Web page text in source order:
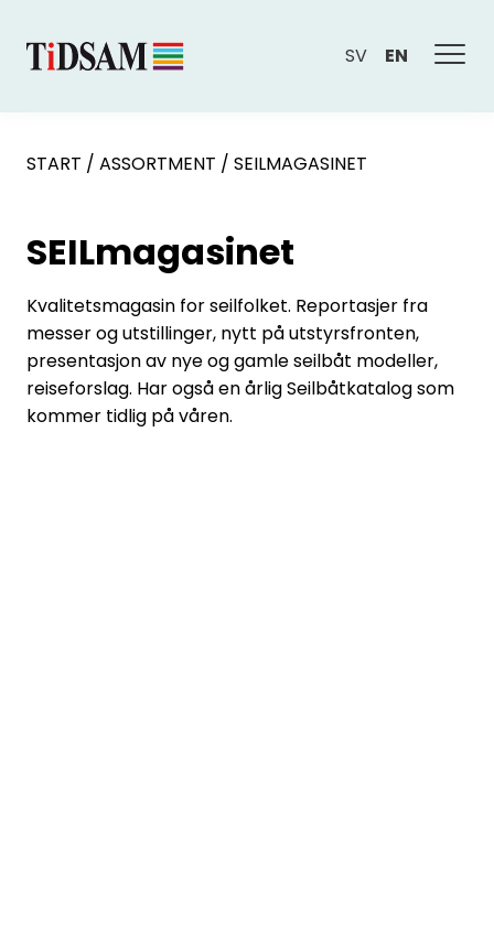
SV EN
START / ASSORTMENT / SEILMAGASINET
SEILmagasinet
Kvalitetsmagasin for seilfolket. Reportasjer fra
messer og utstillinger, nytt på utstyrsfronten,
presentasjon av nye og gamle seilbåt modeller,
reiseforslag. Har også en årlig Seilbåtkatalog som
kommer tidlig på våren.